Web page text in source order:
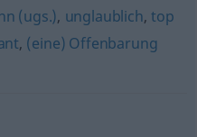
(ugs.), unglaublich,top
, (eine) Offenbarung